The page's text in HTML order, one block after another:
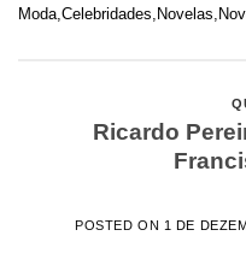
Moda Celebridades Novelas
Ricardo
POSTED ON 1 DE